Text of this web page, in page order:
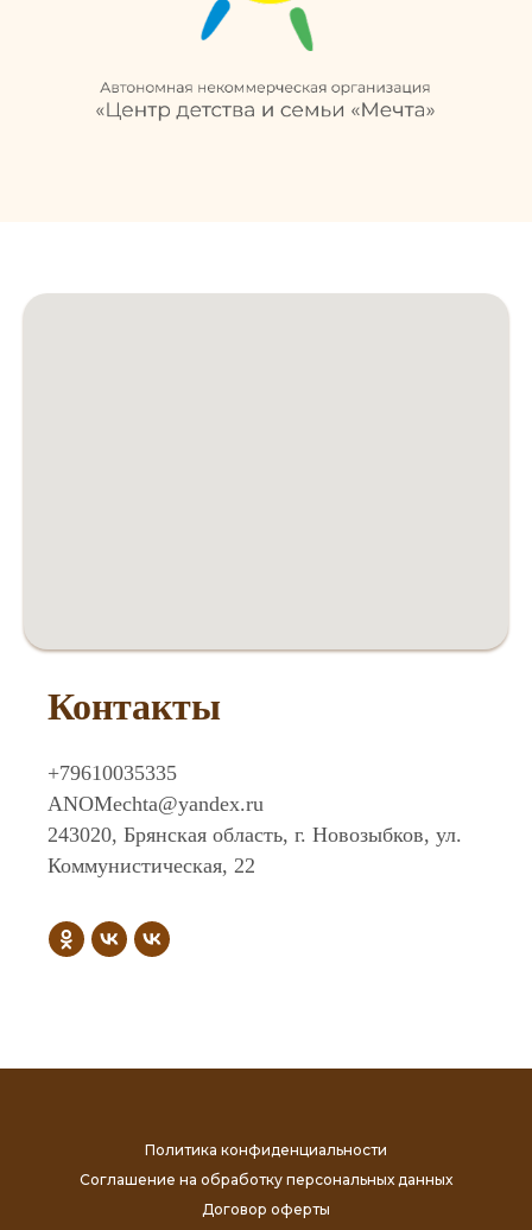
Контакты
+79610035335
ANOMechta@yandex.ru
243020, Брянская область, г. Новозыбков, ул.
Коммунистическая, 22
Политика конфиденциальности
Соглашение на обработку персональных данных
Договор оферты